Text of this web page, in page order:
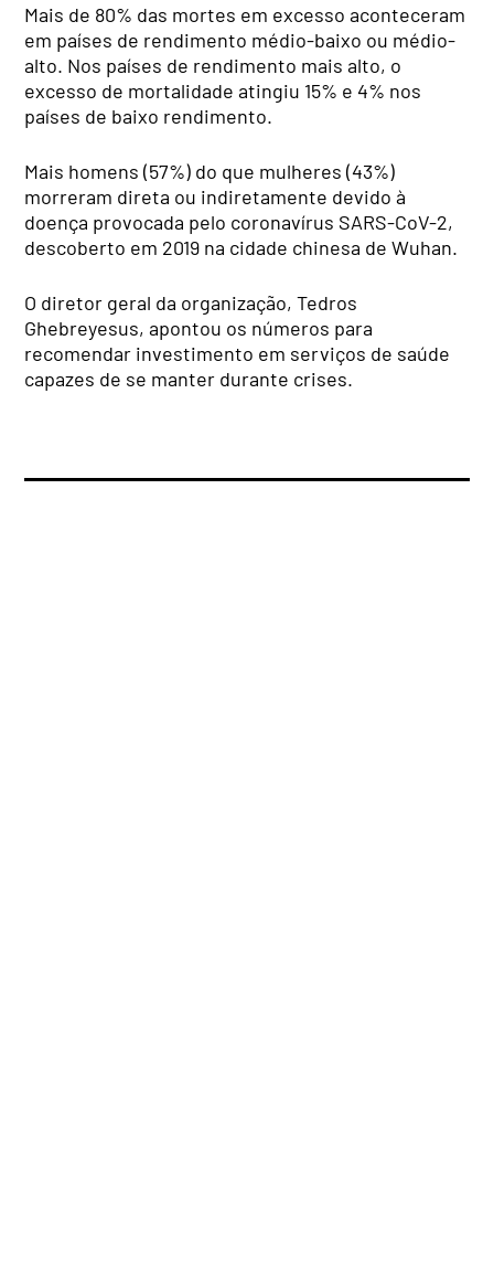
Mais de 80% das mortes em excesso aconteceram
em países de rendimento médio-baixo ou médio-
alto. Nos países de rendimento mais alto, o
excesso de mortalidade atingiu 15% e 4% nos
países de baixo rendimento.
Mais homens (57%) do que mulheres (43%)
morreram direta ou indiretamente devido à
doença provocada pelo coronavírus SARS-CoV-2,
descoberto em 2019 na cidade chinesa de Wuhan.
O diretor geral da organização, Tedros
Ghebreyesus, apontou os números para
recomendar investimento em serviços de saúde
capazes de se manter durante crises.